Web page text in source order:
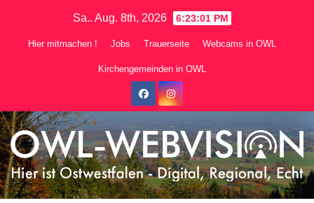
Sa.. Aug. 8th, 2026 6:23:03 PM
Hier mitmachen ! Jobs Trauerseite Webcams in OWL
Kirchengemeinden in OWL